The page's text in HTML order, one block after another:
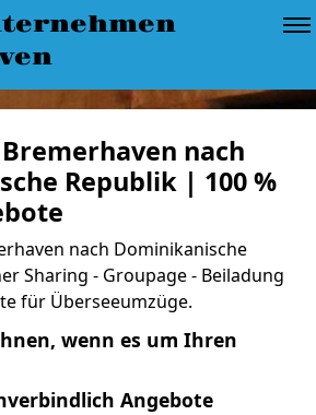
nach
Republik | 100 %
nach Dominikanische
Sharing - Groupage - Beiladung
für Überseeumzüge.
wenn es um Ihren
Angebote